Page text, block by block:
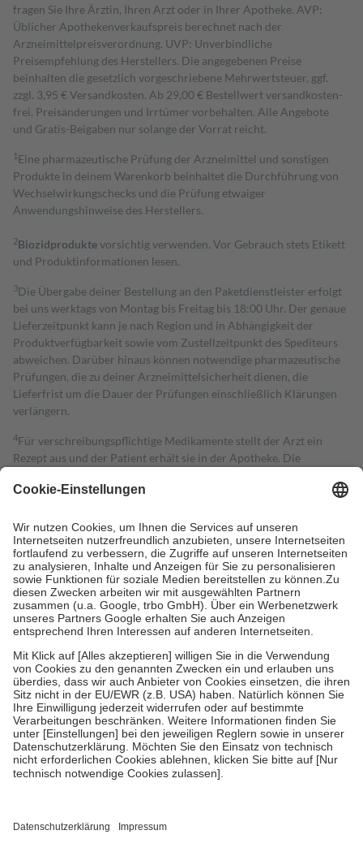
fragen Sie Ihre Ärztin, Ihren Arzt oder in Ihrer Apotheke. AVP:
Üblicher Apothekenverkaufspreis berechnet nach der
Arzneimittelpreisverordnung. UVP: Unverbindliche
Preisempfehlung des Herstellers. Die angegebenen Preise
beinhalten die gesetzlich vorgeschriebene Mehrwertsteuer, ggf.
zzgl. 3,95 € Versandkosten. Ab 29,00 € Bestell­wert versand­kosten­
frei. Preisänderungen und Irrtümer vorbehalten. Alle Angebote
und Gratis-Beigaben nur solange der Vorrat reicht.
1 Eine pharmazeutische Prüfung der Arzneimittel und sonstigen
Produkte in deinem Warenkorb beinhaltet die Durchführung von
Wechselwirkungschecks und die Prüfung etwaiger
Anwendungshinweise des Herstellers.
2Biozidproduktevorsichtig verwenden. Vor Gebrauch stets Etikett
und Produktinformationen lesen.
3Die Übergabe deiner Bestellung an den Paketdienstleister erfolgt
bei uns werktags von Montag bis Freitag bis 18:00 Uhr. Der genaue
Lieferzeitpunkt kann je nach Region und in Abhängigkeit der
Produktverfügbarkeit sowie vom Zustellzeitpunkt des Spediteurs
abweichen. Darüber hinaus können notwendige pharmazeutische
Prüfungen, die zu deiner Arzneimittelsicherheit dienen, die
Lieferfrist um die Dauer der Prüfungen einschließlich Klärungen
verlängern.
4Für verschreibungspflichtige Medikamente stellt der Arzt ein
Rezept aus und der Patient erhält sie in der Apotheke. Die
Kosten dafür, der Versicherte trägt einen Teil davon als Zuzahlung
Grundsätzlich leisten Mitglieder Zuzahlungen in Höhe von zehn
Prozent des Abgabepreises,mindestensjedochfünf Euround
höchstens zehn Euro.Es sind jedoch nie mehr als die tatsächlichen
Kosten der Leistung zu entrichten.
Diese Regeln gelten grundsätzlich auch für Online-Apotheken.
Bei Heilmitteln und häuslicher Krankenpflege beträgt die
Zuzahlung zehn Prozent der Kosten sowie zehn Euro je
Um das Engagement der Versicherten für ihre eigene Gesundheit zu
stärken und die besondere Stellung der Familie zu unterstützen,
fallenkeine Zuzahlungen an bei:
• Kindern und Jugendlichen bis zum vollendeten 18. Lebensjahr
mit Ausnahme der Fahrkosten
• Untersuchungen zur Vorsorge und Früherkennung, die von der
GKV getragen werden
• empfohlenen Schutzimpfungen
Wir nutzen Trusted Shops als unabhängigen Dienstleister für die